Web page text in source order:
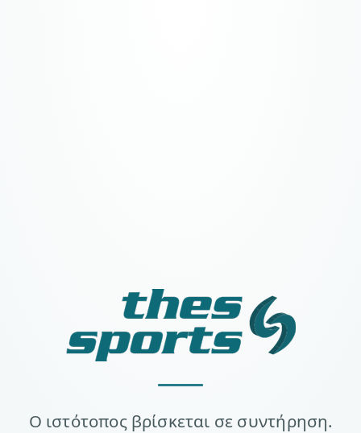
Ο ιστότοπος βρίσκεται σε συντήρηση.